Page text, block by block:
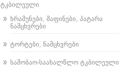
ტკბილეული
ხრამუნები, მაფინები, პატარა
ნამცხვრები
ტორტები, ნამცხვრები
საშობაო-საახალწლო ტკბილეული